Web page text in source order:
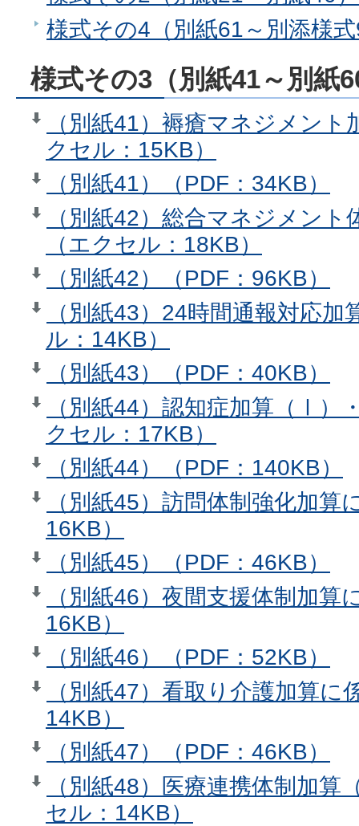
様式その4（別紙61～別添様
様式その3（別紙41～別紙
（別紙41）褥瘡マネジメン
クセル：15KB）
（別紙41）（PDF：34KB）
（別紙42）総合マネジメン
（エクセル：18KB）
（別紙42）（PDF：96KB）
（別紙43）24時間通報対応
ル：14KB）
（別紙43）（PDF：40KB）
（別紙44）認知症加算（Ⅰ
クセル：17KB）
（別紙44）（PDF：140KB）
（別紙45）訪問体制強化加
16KB）
（別紙45）（PDF：46KB）
（別紙46）夜間支援体制加
16KB）
（別紙46）（PDF：52KB）
（別紙47）看取り介護加算
14KB）
（別紙47）（PDF：46KB）
（別紙48）医療連携体制加
セル：14KB）